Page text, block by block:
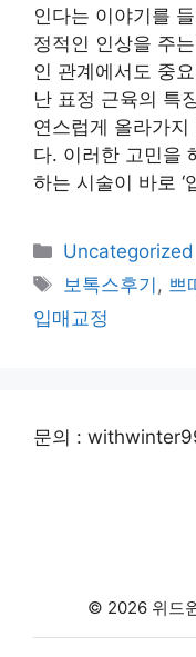
인다는 이야기를
정적인 인상을 주
인 관계에서도 중
난 표정 근육의 특
연스럽게 올라가
다. 이러한 고민을
하는 시술이 바로 ‘
카
테
리
Uncategorized
태
그
보톡스후기 , 쁘
입매교정
문의 :
© 2026 위드